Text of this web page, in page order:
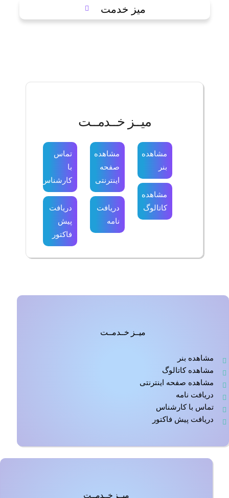
میز خدمت
میــز خــدمــت
مشاهده
بنر
مشاهده
کاتالوگ
مشاهده
صفحه
اینترنتی
دریافت
نامه
تماس
با
کارشناس
دریافت
پیش
فاکتور
میــز خــدمــت
مشاهده بنر
مشاهده کاتالوگ
مشاهده صفحه اینترنتی
دریافت نامه
تماس با کارشناس
دریافت پیش فاکتور
میــز خــدمــت